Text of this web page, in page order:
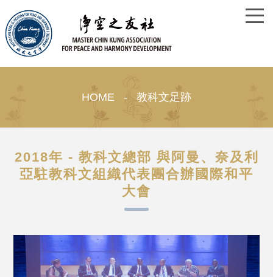
HOME - 教科文足跡
2018年 - 教科文總部 與阿曼、奈及利
亞駐教科文組織代表團合辦國際和平
大會